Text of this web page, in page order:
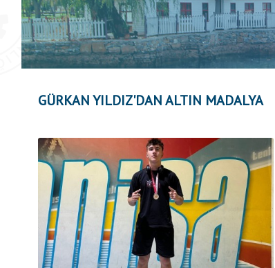
GÜRKAN YILDIZ'DAN ALTIN MADALYA